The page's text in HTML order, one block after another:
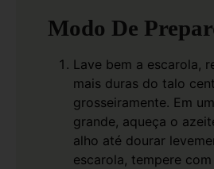
Modo De
Lave bem a escarola,
mais duras do talo
grosseiramente. Em
grande, aqueça o
alho até dourar
escarola, tempere